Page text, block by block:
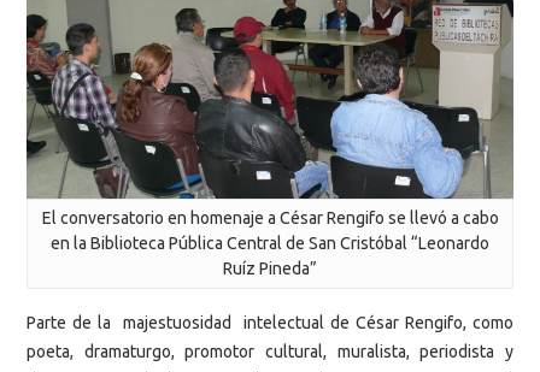
El conversatorio en homenaje a César Rengifo se llevó a cabo
en la Biblioteca Pública Central de San Cristóbal “Leonardo
Ruíz Pineda”
Parte de la majestuosidad intelectual de César Rengifo, como
poeta, dramaturgo, promotor cultural, muralista, periodista y